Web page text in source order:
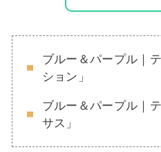
ブルー＆パープル｜
ション」
ブルー＆パープル｜
サス」